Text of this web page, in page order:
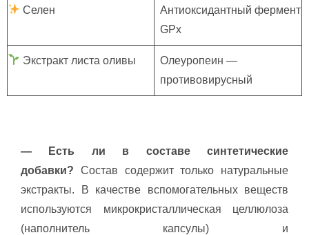
Селен
Антиоксидантный фермент
GPx
Экстракт листа оливы
Олеуропеин —
противовирусный
— Есть ли в составе синтетические
добавки? Состав содержит только натуральные
экстракты. В качестве вспомогательных веществ
используются микрокристаллическая целлюлоза
(наполнитель капсулы) и